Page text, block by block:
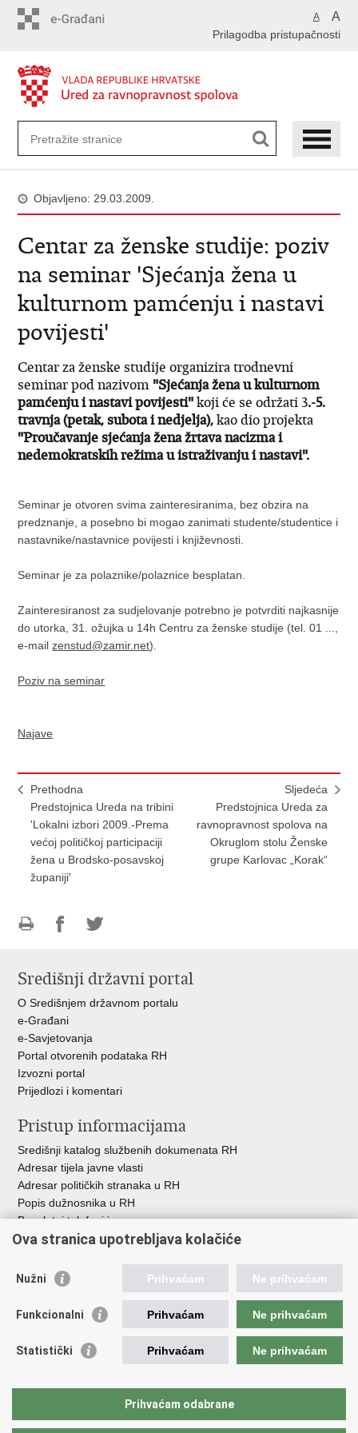
A A
Prilagodba pristupačnosti
Objavljeno: 29.03.2009.
Centar za ženske studije: poziv
na seminar 'Sjećanja žena u
kulturnom pamćenju i nastavi
povijesti'
Centar za ženske studije organizira trodnevni
seminar pod nazivom "Sjećanja žena u kulturnom
pamćenju i nastavi povijesti"koji će se održati 3.-5.
travnja (petak, subota i nedjelja),kao dio projekta
"Proučavanje sjećanja žena žrtava nacizma i
nedemokratskih režima u istraživanju i nastavi".
Seminar je otvoren svima zainteresiranima, bez obzira na
predznanje, a posebno bi mogao zanimati studente/studentice i
nastavnike/nastavnice povijesti i književnosti.
Seminar je za polaznike/polaznice besplatan.
Zainteresiranost za sudjelovanje potrebno je potvrditi najkasnije
do utorka, 31. ožujka u 14h Centru za ženske studije (tel. 01 ...,
e-mailzenstud@zamir.net).
Poziv na seminar
Najave
Prethodna
Predstojnica Ureda na tribini
'Lokalni izbori 2009.-Prema
većoj političkoj participaciji
žena u Brodsko-posavskoj
županiji'
Sljedeća
Predstojnica Ureda za
ravnopravnost spolova na
Okruglom stolu Ženske
grupe Karlovac „Korak“
FacebookuTwitteru
Središnji državni portal
O Središnjem državnom portalu
e-Građani
e-Savjetovanja
Portal otvorenih podataka RH
Izvozni portal
Prijedlozi i komentari
Pristup informacijama
Središnji katalog službenih dokumenata RH
Adresar tijela javne vlasti
Adresar političkih stranaka u RH
Popis dužnosnika u RH
Besplatni telefoni javne uprave
Pozivi za žurnu pomoć
Važne poveznice
Pučka pravobraniteljica
Pravobraniteljica za osobe s invaliditetom
Europski institut za ravnopravnost spolova
Državni zavod za statistiku
Ova stranica upotrebljava kolačiće
Nužni Prihvaćam Ne prihvaćam
Funkcionalni Prihvaćam Ne prihvaćam
Statistički Prihvaćam Ne prihvaćam
Prihvaćam odabrane